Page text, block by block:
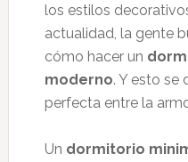
los estilos
actualidad, la gente
cómo hacer un
moderno. Y esto se
perfecta entre la
Un dormitorio